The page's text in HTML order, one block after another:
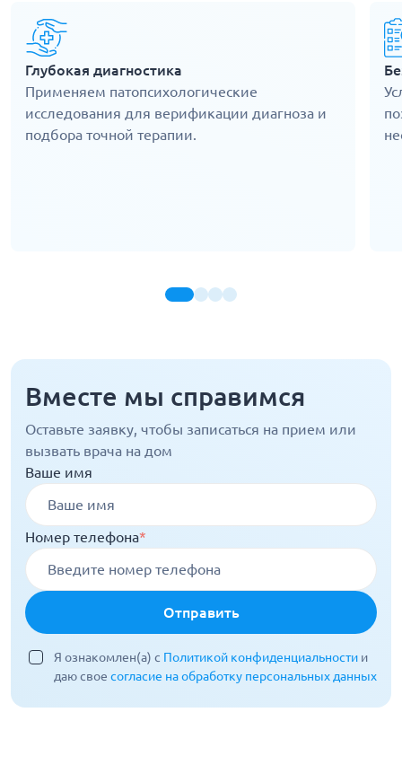
Глубокая диагностика
Применяем патопсихологические
исследования для верификации диагноза и
подбора точной терапии.
Вместе мы справимся
Оставьте заявку, чтобы записаться на прием или
вызвать врача на дом
Ваше имя
Номер телефона*
Отправить
Я ознакомлен(а) с Политикой конфиденциальности и
даю свое согласие на обработку персональных данных